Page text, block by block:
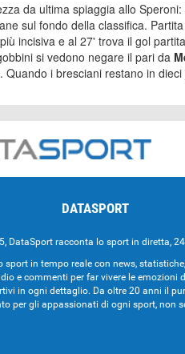
da ultima spiaggia allo Speroni:
sul fondo della classifica.
incisiva e al 27' trova il gol
si vedono negare il pari da
Quando i bresciani restano in dieci
DATASPORT
DataSport racconta lo sport in diretta,
sport in tempo reale con news,
e commenti per far vivere le emozioni
in ogni dettaglio. Da oltre 20 anni il
per gli appassionati di ogni sport, non